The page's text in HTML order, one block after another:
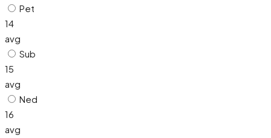
Pet
14
avg
Sub
15
avg
Ned
16
avg